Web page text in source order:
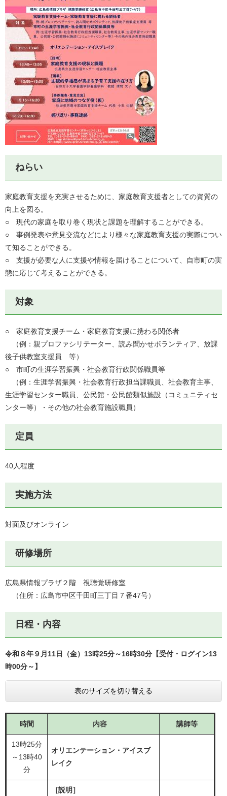
ねらい
​家庭教育支援を充実させるために、家庭教育支援者としての資質の
向上を図る。
○ 現代の家庭を取り巻く現状と課題を理解することができる。
○ 事例発表や意見交流などにより様々な家庭教育支援の実際につい
て知ることができる。
○ 支援が必要な人に支援や情報を届けることについて、自市町の実
態に応じて考えることができる。
対象
○ 家庭教育支援チーム・家庭教育支援に携わる関係者
（例：親プロファシリテーター、読み聞かせボランティア、放課
後子供教室支援員 等）
○ 市町の生涯学習振興・社会教育行政関係職員等
（例：生涯学習振興・社会教育行政担当課職員、社会教育主事、
生涯学習センター職員、公民館・公民館類似施設（コミュニティセ
ンター等）・その他の社会教育施設職員）
定員
40人程度
実施方法
対面及びオンライン
研修場所
広島県情報プラザ２階 視聴覚研修室
（住所：広島市中区千田町三丁目７番47号）
日程・内容
令和８年９月11日（金）13時25分～16時30分【受付・ログイン13
時00分～】
表のサイズを切り替える
時間 内容 講師等
13時25分
～13時40
分
オリエンテーション・アイスブ
レイク
［説明］